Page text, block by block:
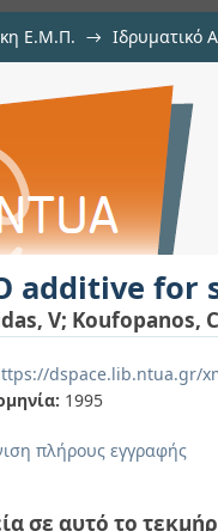
Ε.Μ.Π. → Ιδρυματικό
of
additive
V; Koufopanos, C
dspace.lib.ntua.gr/
1995
πλήρους εγγραφής
σε αυτό το